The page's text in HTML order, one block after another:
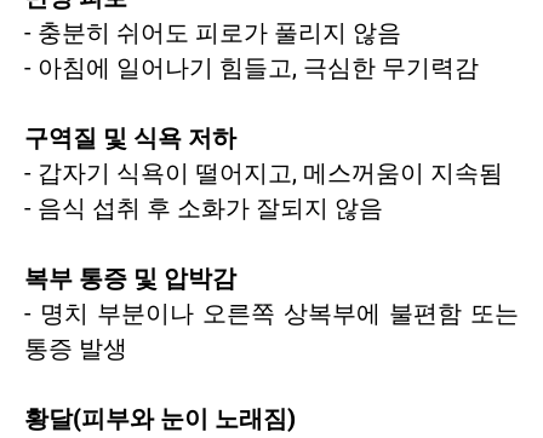
- 충분히 쉬어도 피로가 풀리지 않음
- 아침에 일어나기 힘들고, 극심한 무기력감
구역질 및 식욕 저하
- 갑자기 식욕이 떨어지고, 메스꺼움이 지속됨
- 음식 섭취 후 소화가 잘되지 않음
복부 통증 및 압박감
- 명치 부분이나 오른쪽 상복부에 불편함 또는
통증 발생
황달(피부와 눈이 노래짐)